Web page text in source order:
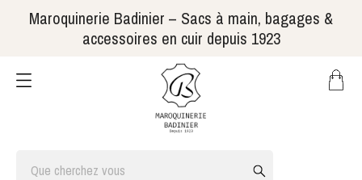
Maroquinerie Badinier – Sacs à main, bagages &
accessoires en cuir depuis 1923